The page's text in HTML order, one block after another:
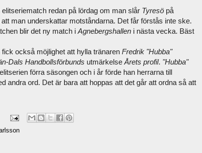
redan på lördag om man slår Tyresö på
man underskattar motståndarna. Det får förstås inte ske.
blir det ny match i Agnebergshallen i nästa vecka. Bäst
också möjlighet att hylla tränaren Fredrik "Hubba"
Dals Handbollsförbunds utmärkelse Årets profil. "Hubba"
förra säsongen och i år förde han herrarna till
andra ord. Det är bara att hoppas att det går att ordna så att